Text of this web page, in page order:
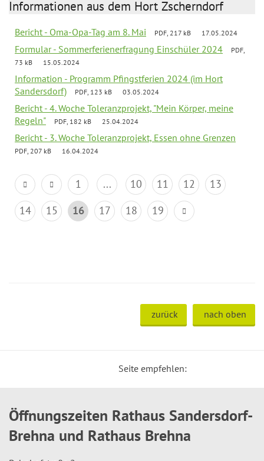
Informationen aus dem Hort Zscherndorf
Bericht - Oma-Opa-Tag am 8. Mai PDF, 217 kB 17.05.2024
Formular - Sommerferienerfragung Einschüler 2024
PDF,
73 kB
15.05.2024
Information - Programm Pfingstferien 2024 (im Hort
Sandersdorf)
PDF, 123 kB 03.05.2024
Bericht - 4. Woche Toleranzprojekt, "Mein Körper, meine
Regeln"
PDF, 182 kB 25.04.2024
Bericht - 3. Woche Toleranzprojekt, Essen ohne Grenzen
PDF, 207 kB 16.04.2024
1 ... 10 11 12
13
14
15 16 17 18 19
zurück nach oben
Seite empfehlen:
Öffnungszeiten Rathaus Sandersdorf-
Brehna und Rathaus Brehna